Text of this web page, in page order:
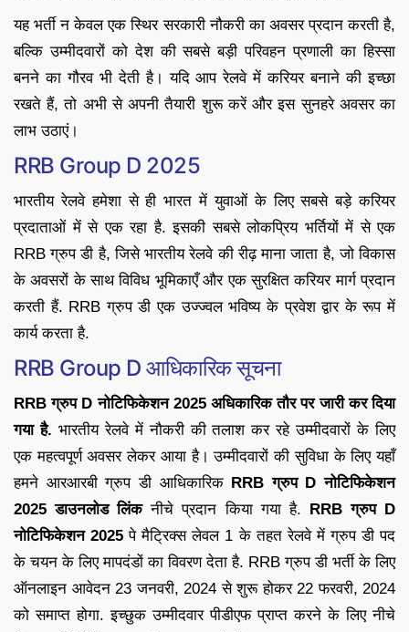
यह भर्ती न केवल एक स्थिर सरकारी नौकरी का अवसर प्रदान करती है,
बल्कि उम्मीदवारों को देश की सबसे बड़ी परिवहन प्रणाली का हिस्सा
बनने का गौरव भी देती है। यदि आप रेलवे में करियर बनाने की इच्छा
रखते हैं, तो अभी से अपनी तैयारी शुरू करें और इस सुनहरे अवसर का
लाभ उठाएं।
RRB Group D 2025
भारतीय रेलवे हमेशा से ही भारत में युवाओं के लिए सबसे बड़े करियर
प्रदाताओं में से एक रहा है. इसकी सबसे लोकप्रिय भर्तियों में से एक
RRB ग्रुप डी है, जिसे भारतीय रेलवे की रीढ़ माना जाता है, जो विकास
के अवसरों के साथ विविध भूमिकाएँ और एक सुरक्षित करियर मार्ग प्रदान
करती हैं. RRB ग्रुप डी एक उज्ज्वल भविष्य के प्रवेश द्वार के रूप में
कार्य करता है.
RRB Group D आधिकारिक सूचना
RRB ग्रुप D नोटिफिकेशन 2025 अधिकारिक तौर पर जारी कर दिया
गया है. भारतीय रेलवे में नौकरी की तलाश कर रहे उम्मीदवारों के लिए
एक महत्वपूर्ण अवसर लेकर आया है। उम्मीदवारों की सुविधा के लिए यहाँ
हमने आरआरबी ग्रुप डी आधिकारिक RRB ग्रुप D नोटिफिकेशन
2025 डाउनलोड लिंकनीचे प्रदान किया गया है. RRB ग्रुप D
नोटिफिकेशन 2025 पे मैट्रिक्स लेवल 1 के तहत रेलवे में ग्रुप डी पद
के चयन के लिए मापदंडों का विवरण देता है. RRB ग्रुप डी भर्ती के लिए
ऑनलाइन आवेदन 23 जनवरी, 2024 से शुरू होकर 22 फरवरी, 2024
को समाप्त होगा. इच्छुक उम्मीदवार पीडीएफ प्राप्त करने के लिए नीचे